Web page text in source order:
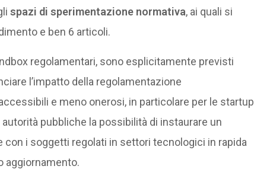
spazi di sperimentazione normativa, ai quali si
e ben 6 articoli.
regolamentari, sono esplicitamente previsti
l’impatto della regolamentazione
e meno onerosi, in particolare per le startup
pubbliche la possibilità di instaurare un
con i soggetti regolati in settori tecnologici in rapida
aggiornamento.